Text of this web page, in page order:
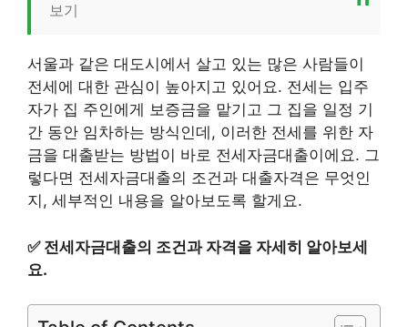
보기
서울과 같은 대도시에서 살고 있는 많은 사람들이
전세에 대한 관심이 높아지고 있어요. 전세는 입주
자가 집 주인에게 보증금을 맡기고 그 집을 일정 기
간 동안 임차하는 방식인데, 이러한 전세를 위한 자
금을 대출받는 방법이 바로 전세자금대출이에요. 그
렇다면 전세자금대출의 조건과 대출자격은 무엇인
지, 세부적인 내용을 알아보도록 할게요.
✅ 전세자금대출의 조건과 자격을 자세히 알아보세
요.